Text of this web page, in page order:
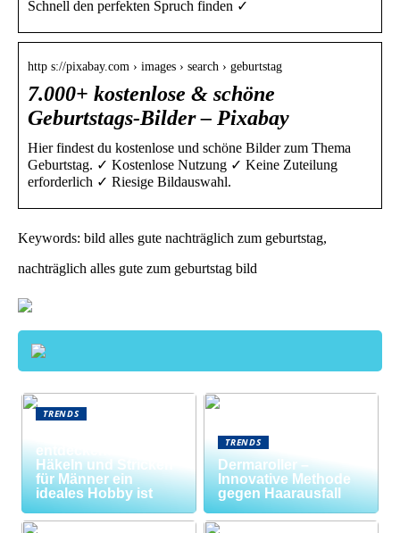
Schnell den perfekten Spruch finden ✓
http s://pixabay.com › images › search › geburtstag
7.000+ kostenlose & schöne
Geburtstags-Bilder – Pixabay
Hier findest du kostenlose und schöne Bilder zum Thema
Geburtstag. ✓ Kostenlose Nutzung ✓ Keine Zuteilung
erforderlich ✓ Riesige Bildauswahl.
Keywords: bild alles gute nachträglich zum geburtstag,
nachträglich alles gute zum geburtstag bild
TRENDS
entdecken: Warum
Häkeln und Stricken
für Männer ein
ideales Hobby ist
TRENDS
Dermaroller –
Innovative Methode
gegen Haarausfall